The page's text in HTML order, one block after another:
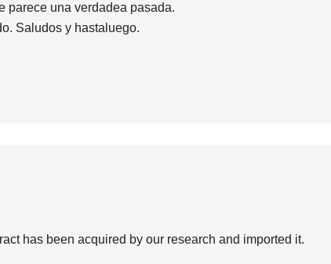
parece una verdadea pasada.
Saludos y hastaluego.
has been acquired by our research and imported it.